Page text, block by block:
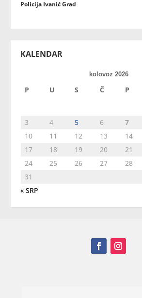
Policija Ivanić Grad
KALENDAR
kolovoz 2026
P U S Č P
3
4 5 6 7
10
11 12 13 14
17
18 19 20 21
24
25 26 27 28
31
« SRP